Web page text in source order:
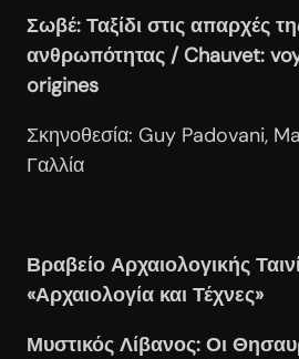
Σωβέ: Ταξίδι στις απαρχές
ανθρωπότητας / Chauvet:
origines
Σκηνοθεσία: Guy Padovani,
Γαλλία
Βραβείο Αρχαιολογικής
«Αρχαιολογία και Τέχνες»
Μυστικός Λίβανος: Οι